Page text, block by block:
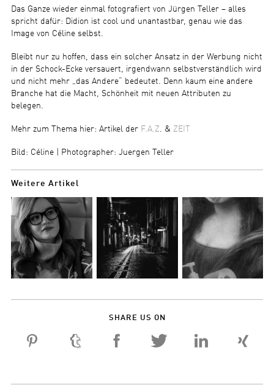
Das Ganze wieder einmal fotografiert von Jürgen Teller – alles
spricht dafür: Didion ist cool und unantastbar, genau wie das
Image von Céline selbst.
Bleibt nur zu hoffen, dass ein solcher Ansatz in der Werbung nicht
in der Schock-Ecke versauert, irgendwann selbstverständlich wird
und nicht mehr „das Andere“ bedeutet. Denn kaum eine andere
Branche hat die Macht, Schönheit mit neuen Attributen zu
belegen.
Mehr zum Thema hier: Artikel der F.A.Z . & ZEIT
Bild: Céline | Photographer: Juergen Teller
Weitere Artikel
SHARE US ON